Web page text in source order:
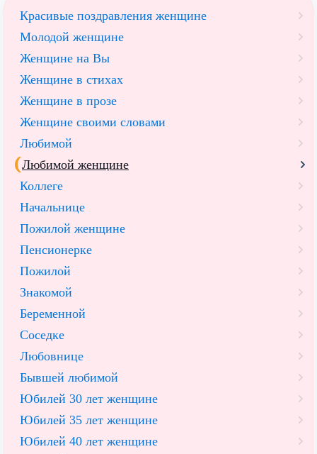
Красивые поздравления женщине
Молодой женщине
Женщине на Вы
Женщине в стихах
Женщине в прозе
Женщине своими словами
Любимой
Любимой женщине
Коллеге
Начальнице
Пожилой женщине
Пенсионерке
Пожилой
Знакомой
Беременной
Соседке
Любовнице
Бывшей любимой
Юбилей 30 лет женщине
Юбилей 35 лет женщине
Юбилей 40 лет женщине